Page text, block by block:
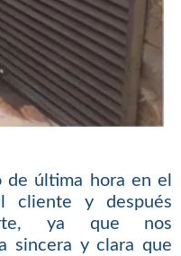
de última hora en el
cliente y después
ya que nos
sincera y clara que